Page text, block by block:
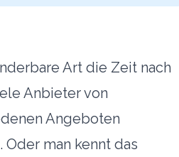
Art die Zeit nach
Anbieter von
Angeboten
man kennt das